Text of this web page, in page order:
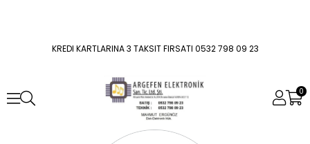
KREDI KARTLARINA 3 TAKSIT FIRSATI 0532 798 09 23
0